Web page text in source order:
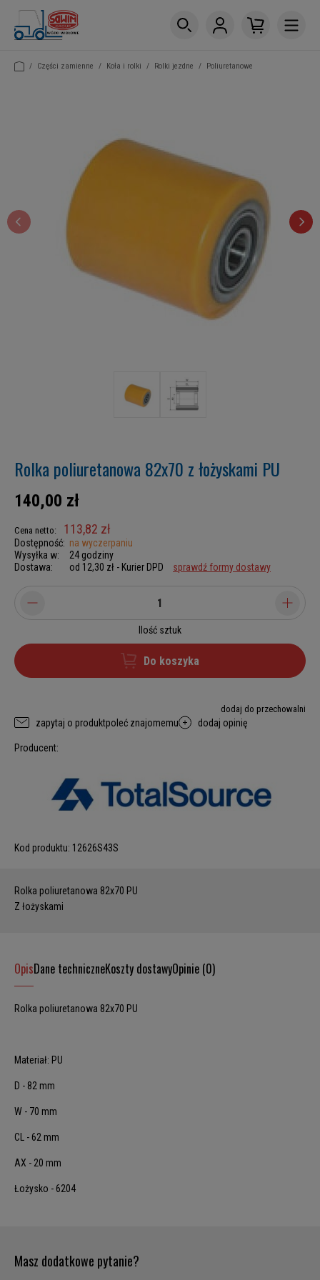
/ Części zamienne / Koła i rolki / Rolki jezdne / Poliuretanowe
Rolka poliuretanowa 82x70 z łożyskami PU
140,00 zł
Cena netto: 113,82 zł
Dostępność: na wyczerpaniu
Wysyłka w:
24 godziny
Dostawa:
od 12,30 zł - Kurier DPD sprawdź formy dostawy
Ilość sztuk
Do koszyka
dodaj do przechowalni
zapytaj o produktpoleć znajomemu dodaj opinię
Producent:
Kod produktu: 12626S43S
Rolka poliuretanowa 82x70 PU
Z łożyskami
OpisDane techniczneKoszty dostawyOpinie (0)
Rolka poliuretanowa 82x70 PU
Materiał: PU
D - 82 mm
W - 70 mm
CL - 62 mm
AX - 20 mm
Łożysko - 6204
Masz dodatkowe pytanie?